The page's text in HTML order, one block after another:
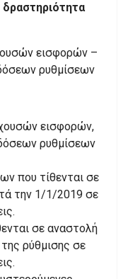
εισφορών –
ρυθμίσεων
εισφορών,
ρυθμίσεων
που τίθενται σε
την 1/1/2019 σε
σε αναστολή
ρύθμισης σε